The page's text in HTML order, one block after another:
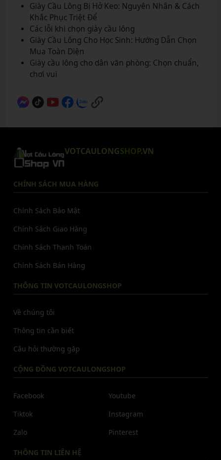
Giày Cầu Lông Bị Hở Keo: Nguyên Nhân & Cách
Khắc Phục Triệt Để
Các lỗi khi chọn giày cầu lông
Giày Cầu Lông Cho Học Sinh: Hướng Dẫn Chọn
Mua Toàn Diện
Giày cầu lông cho dân văn phòng: Chọn chuẩn,
chơi vui
VOTCAULONGSHOP.VN
CHÍNH SÁCH MUA HÀNG
Chính Sách Bảo Mật
Chính Sách Giao Hàng
Chính Sách Thanh Toán
Chính Sách Bán Hàng
THÔNG TIN VOTCAULONGSHOP
Về chúng tôi
Thông tin cần biết
Câu hỏi thường gặp
CỘNG ĐỒNG VOTCAULONGSHOP
Facebook
Tiktok
Zalo
Youtube
Instagram
Pinterest
THÔNG TIN LIÊN HỆ